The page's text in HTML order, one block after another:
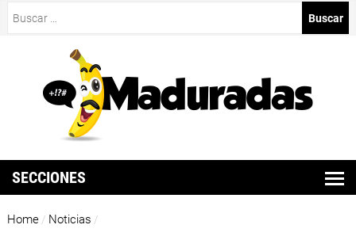
SECCIONES
Home / Noticias /